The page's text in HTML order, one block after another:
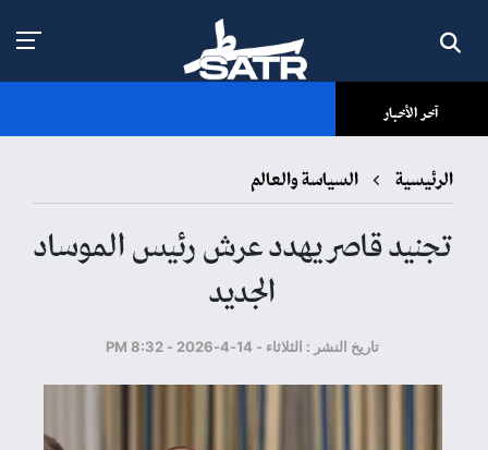
آخر الأخبار
الرئيسية السياسة والعالم
تجنيد قاصر يهدد عرش رئيس الموساد
الجديد
تاريخ النشر : الثلاثاء - 14-4-2026 - 8:32 PM